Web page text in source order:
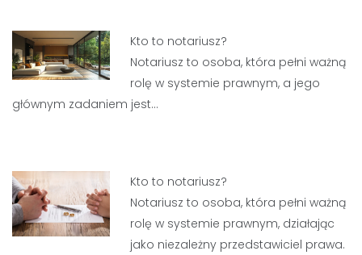
Kto to notariusz?
Notariusz to osoba, która pełni ważną
rolę w systemie prawnym, a jego
głównym zadaniem jest…
Kto to notariusz?
Notariusz to osoba, która pełni ważną
rolę w systemie prawnym, działając
jako niezależny przedstawiciel prawa.